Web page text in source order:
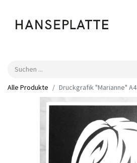
Alle Produkte Druckgrafik "Marianne" A4